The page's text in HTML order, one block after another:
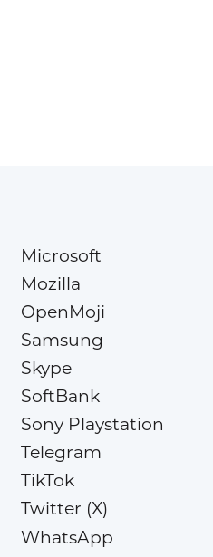
Microsoft
Mozilla
OpenMoji
Samsung
Skype
SoftBank
Sony Playstation
Telegram
TikTok
Twitter (X)
WhatsApp